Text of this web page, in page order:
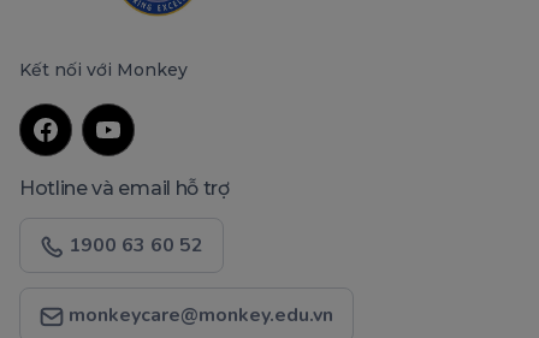
Kết nối với Monkey
Hotline và email hỗ trợ
1900 63 60 52
monkeycare@monkey.edu.vn